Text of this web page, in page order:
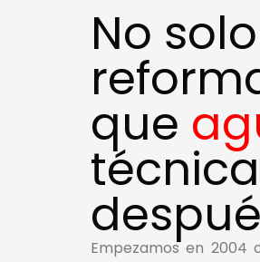
No
que
Empezamos en 2004